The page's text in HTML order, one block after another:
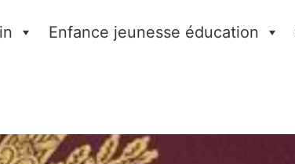
Enfance jeunesse éducation